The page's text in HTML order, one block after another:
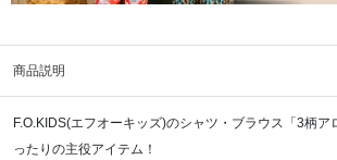
商品説明
F.O.KIDS(エフオーキッズ)のシャツ・ブラウス「3柄
ったりの主役アイテム！